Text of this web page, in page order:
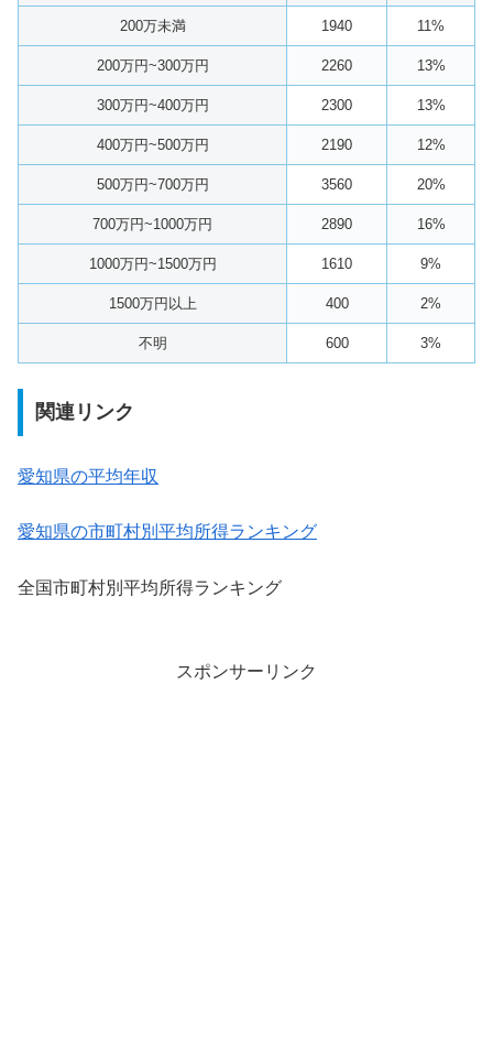
200万未満 1940 11%
200万円~300万円 2260 13%
300万円~400万円 2300 13%
400万円~500万円 2190 12%
500万円~700万円 3560 20%
700万円~1000万円 2890 16%
1000万円~1500万円 1610 9%
1500万円以上 400 2%
不明 600 3%
関連リンク
愛知県の平均年収
愛知県の市町村別平均所得ランキング
全国市町村別平均所得ランキング
スポンサーリンク